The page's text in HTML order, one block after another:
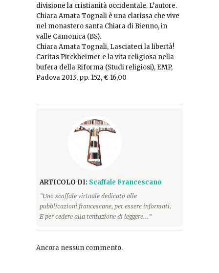
divisione la cristianità occidentale. L’autore.
Chiara Amata Tognali è una clarissa che vive
nel monastero santa Chiara di Bienno, in
valle Camonica (BS).
Chiara Amata Tognali, Lasciateci la libertà!
Caritas Pirckheimer e la vita religiosa nella
bufera della Riforma (Studi religiosi), EMP,
Padova 2013, pp. 152, € 16,00
ARTICOLO DI: Scaffale Francescano
“Uno scaffale virtuale dedicato alle
pubblicazioni francescane, per essere informati.
E per cedere alla tentazione di leggere...”
Ancora nessun commento.